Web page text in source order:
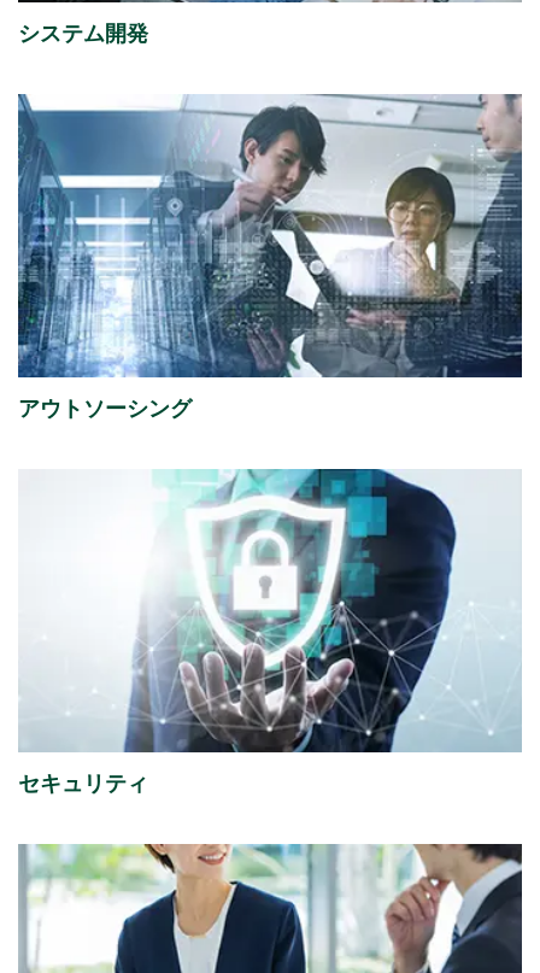
「ITトレンドEXPO2026 Summer」出展のご案内
2026年07月31日 経営・財務
2027年３月期 第１四半期決算概況 （1,736KB）
2026年07月31日
（356KB）
経営・財務
『1,149件のAI活用アイデアが集結「生成AIプロンプト
コンテストを開催」』を掲載しました。
（4,221KB）
2026年07月16日
2026年07月13日 経営・財務
譲渡制限付株式報酬としての自己株式の処分の払込完
システム開発
アウトソーシング
セキュリティ